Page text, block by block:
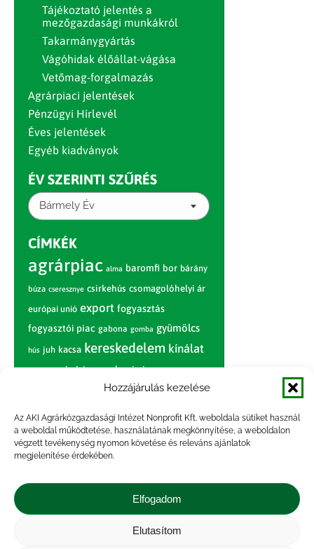
Hozzájárulás kezelése
Az AKI Agrárközgazdasági Intézet Nonprofit Kft. weboldala sütiket használ
a weboldal működtetése, használatának megkönnyítése, a weboldalon
végzett tevékenység nyomon követése és releváns ajánlatok
megjelenítése érdekében.
Elfogadom
Elutasítom
Tájékoztató jelentés a
mezőgazdasági munkákról
Takarmánygyártás
Vágóhidak élőállat-vágása
Vetőmag-forgalmazás
Agrárpiaci jelentések
Pénzügyi Hírlevél
Éves jelentések
Egyéb kiadványok
ÉV SZERINTI SZŰRÉS
Bármely Év
CÍMKÉK
agrárpiac alma baromfi bor bárány
búza cseresznye csirkehús csomagolóhelyi ár
európai unió export fogyasztás
fogyasztói piac gabona gomba gyümölcs
hús juh kacsa kereskedelem kínálat
körte marhahús nagybani piac narancs
nemzetközi árinformációk
paradicsom piac piaci jelentés
pulyka pulykahús sertés sertéshús
szarvasmarha termelés
termelői
zöldség árak
átlagárértékesítési ár